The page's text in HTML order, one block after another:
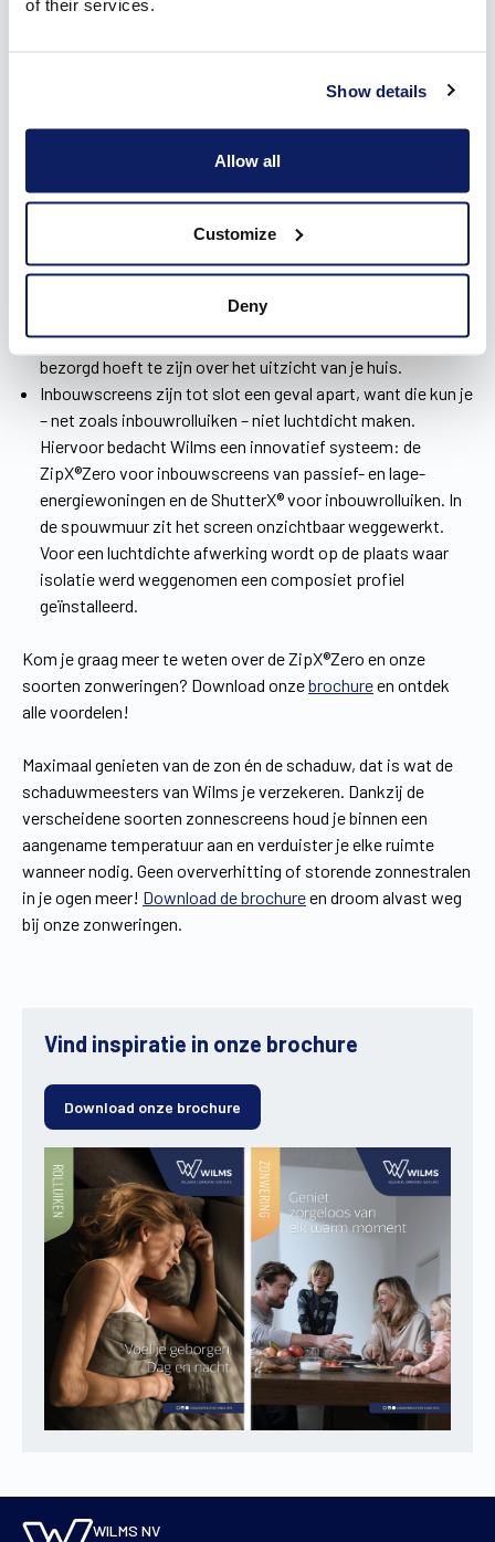
of their services.
Show details
Allow all
Customize
Deny
Wilms heeftdrie soorten zonweringenvoor je huis in
Zevekote: opbouw-, inbouw- en voorzetscreens.
geschikt. Samen met de ramen worden die namelijk als één
geheel in de woning geplaatst. Je werkt ze perfect in je
interieur weg én het warmteverlies blijft zo beperkt.
Die worden eenvoudig voor het raam geïnstalleerd, zonder
kap- en breekwerk. Bovendien is de kast zo klein dat je niet
bezorgd hoeft te zijn over het uitzicht van je huis.
Inbouwscreens zijn tot slot een geval apart, want die kun je
– net zoals inbouwrolluiken – niet luchtdicht maken.
Hiervoor bedacht Wilms een innovatief systeem: de
ZipX®Zero voor inbouwscreens van passief- en lage-
energiewoningen en de ShutterX® voor inbouwrolluiken. In
de spouwmuur zit het screen onzichtbaar weggewerkt.
Voor een luchtdichte afwerking wordt op de plaats waar
isolatie werd weggenomen een composiet profiel
geïnstalleerd.
Kom je graag meer te weten over de ZipX®Zero en onze
soorten zonweringen? Download onzebrochureen ontdek
alle voordelen!
Maximaal genieten van de zon én de schaduw, dat is wat de
schaduwmeesters van Wilms je verzekeren. Dankzij de
verscheidene soorten zonnescreens houd je binnen een
aangename temperatuur aan en verduister je elke ruimte
wanneer nodig. Geen oververhitting of storende zonnestralen
in je ogen meer! Download de brochureen droom alvast weg
bij onze zonweringen.
Vind inspiratie in onze brochure
Download onze brochure
WILMS NV